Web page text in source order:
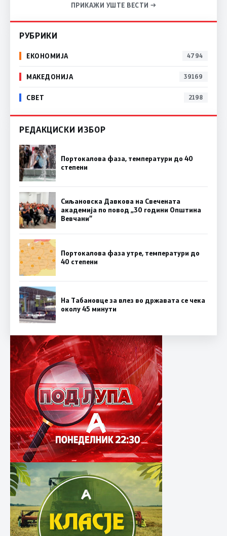
ПРИКАЖИ УШТЕ ВЕСТИ →
РУБРИКИ
ЕКОНОМИЈА 4794
МАКЕДОНИЈА 39169
СВЕТ 2198
РЕДАКЦИСКИ ИЗБОР
Портокалова фаза, температури до 40
степени
Сиљановска Давкова на Свечената
академија по повод „30 години Општина
Вевчани“
Портокалова фаза утре, температури до
40 степени
На Табановце за влез во државата се чека
околу 45 минути